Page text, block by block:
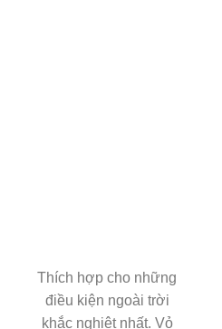
Thích hợp cho những
điều kiện ngoài trời
khắc nghiệt nhất. Vỏ